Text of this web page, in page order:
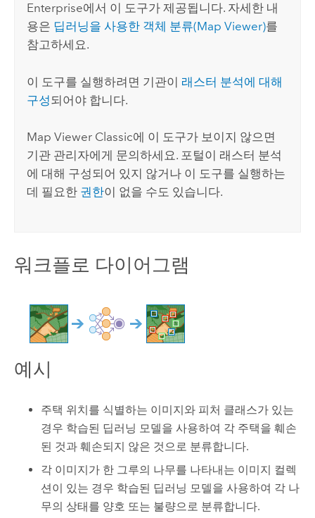
Enterprise에서 이 도구가 제공됩니다. 자세한 내
용은 딥러닝을 사용한 객체 분류(Map Viewer)를
참고하세요.
이 도구를 실행하려면 기관이 래스터 분석에 대해
구성되어야 합니다.
Map Viewer Classic에 이 도구가 보이지 않으면
기관 관리자에게 문의하세요. 포털이 래스터 분석
에 대해 구성되어 있지 않거나 이 도구를 실행하는
데 필요한 권한이 없을 수도 있습니다.
워크플로 다이어그램
예시
주택 위치를 식별하는 이미지와 피처 클래스가 있는
경우 학습된 딥러닝 모델을 사용하여 각 주택을 훼손
된 것과 훼손되지 않은 것으로 분류합니다.
각 이미지가 한 그루의 나무를 나타내는 이미지 컬렉
션이 있는 경우 학습된 딥러닝 모델을 사용하여 각 나
무의 상태를 양호 또는 불량으로 분류합니다.